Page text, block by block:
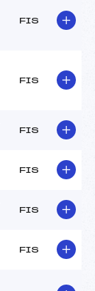
FIS
FIS
FIS
FIS
FIS
FIS